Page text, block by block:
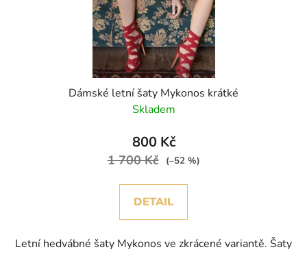
Dámské letní šaty Mykonos krátké
Skladem
800 Kč
1 700 Kč (–52 %)
DETAIL
Letní hedvábné šaty Mykonos ve zkrácené variantě. Šaty